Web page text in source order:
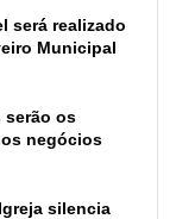
será realizado
Municipal
serão os
negócios
silencia